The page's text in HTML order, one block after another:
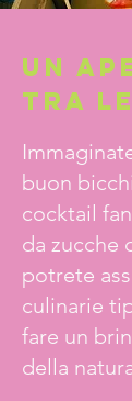
UN
TRA
buon
cocktail
da zucche
potrete
culinarie
fare un
della